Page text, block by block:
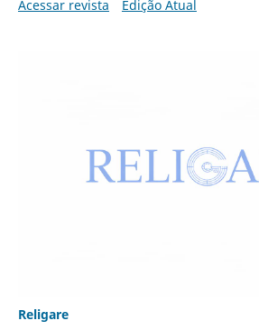
Acessar revista
Edição Atual
Religare